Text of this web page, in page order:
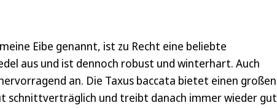
Eibe genannt, ist zu Recht eine beliebte
aus und ist dennoch robust und winterhart. Auch
an. Die Taxus baccata bietet einen großen
schnittverträglich und treibt danach immer wieder gut